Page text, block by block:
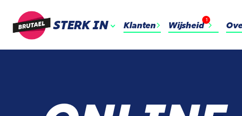
STERK IN Klanten Wijsheid
1